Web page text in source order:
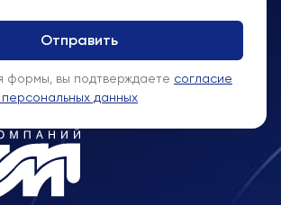
формы, вы подтверждаете согласие
данных